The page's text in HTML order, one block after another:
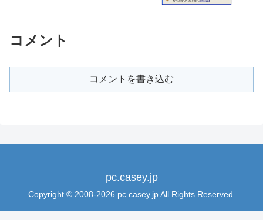
コメント
コメントを書き込む
pc.casey.jp
Copyright © 2008-2026 pc.casey.jp All Rights Reserved.